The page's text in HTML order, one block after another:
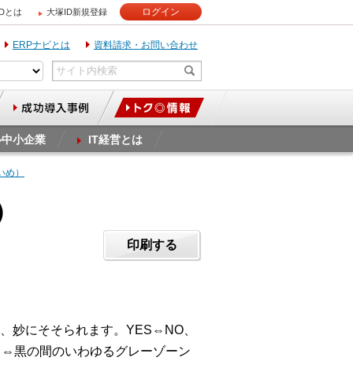
とは 大塚ID新規登録 ログイン
ERPナビとは 資料請求・お問い合わせ
小企業 IT経営とは
）
印刷する
妙にそそられます。YES⇔NO、
黒の間のいわゆるグレーゾーン